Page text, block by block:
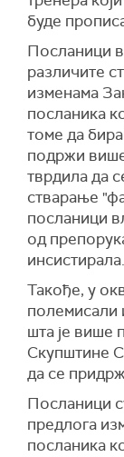
мањине,
мањином,
изборној
утврдити
назив
или
мањине.
Њих
регулисања
бирачког
свим
Ови закони
изборног
додатно
Шкријељ.
захвалила
Милошу
амандмана
али је
јер је
затирање
био "лични
Аљбина
буде
Посланици
различите
изменама
посланика
томе да
подржи
тврдила да
стварање
посланици
од
инсистирала.
Такође, у
полемисали
шта је више
Скупштине
да се
Посланици
предлога
посланика